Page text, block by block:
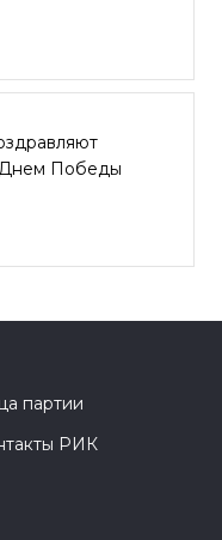
Днем Победы
партии
РИК